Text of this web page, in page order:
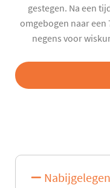
gestegen. Na een
omgebogen naar een
negens voor